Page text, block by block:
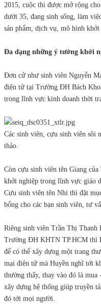
2015, cuộc thi được mở rộng
dưới 35, đang sinh sống, làm
sản phẩm, dịch vụ, mô hình
Đa dạng những ý tưởng khởi
Đơn cử như sinh viên Nguyễn
điện tử tại Trường ĐH Bách
trong lĩnh vực kinh doanh thời
Các sinh viên, cựu sinh viên sôi
thảo.
Còn cựu sinh viên tên Giang
khởi nghiệp trong lĩnh vực giáo
Cựu sinh viên tên Nhi thì đặt
bổng cho các bạn sinh viên, tư
Riêng sinh viên Trần Thị Thanh
Trường ĐH KHTN TP.HCM thì
để có thể xây dựng một trang
mại điện tử mà Huyền nghĩ tới
thường thấy, thay vào đó là mua
xây dựng hệ thống giúp truyền
đó tới mọi người.